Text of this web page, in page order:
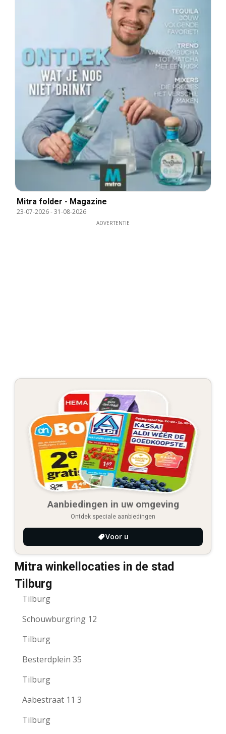
Mitra folder - Magazine
23-07-2026-31-08-2026
ADVERTENTIE
Aanbiedingen in uw omgeving
Ontdek speciale aanbiedingen
Voor u
Mitra winkellocaties in de stad
Tilburg
Tilburg
Schouwburgring 12
Tilburg
Besterdplein 35
Tilburg
Aabestraat 11 3
Tilburg